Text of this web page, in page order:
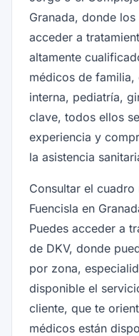
Granada, donde
acceder a
altamente
médicos de familia,
interna, pediatría,
clave, todos ellos
experiencia y
la asistencia
Consultar el
Fuencisla en
Puedes acceder a
de DKV, donde
por zona,
disponible el
cliente, que te
médicos están